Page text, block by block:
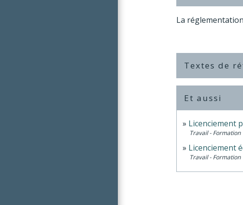
La
Textes de
Et aussi
Licenciement
Travail - Formation
Licenciement
Travail - Formation